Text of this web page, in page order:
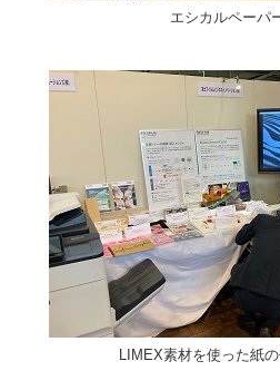
エシカルペーパ
LIMEX素材を使った紙